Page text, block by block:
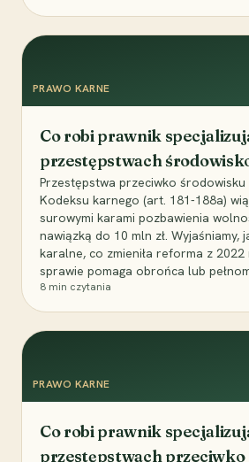
PRAWO KARNE
Co robi prawnik
przestępstwach
Przestępstwa przeciwko środowisku
Kodeksu karnego (art. 181-188a)
surowymi karami pozbawienia
nawiązką do 10 mln zł. Wyjaśniamy,
karalne, co zmieniła reforma z 2022
sprawie pomaga obrońca lub
8 min czytania
PRAWO KARNE
Co robi prawnik
przestępstwach przeciwko